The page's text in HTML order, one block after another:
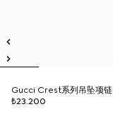
Gucci Crest系列吊坠项链
₺23.200